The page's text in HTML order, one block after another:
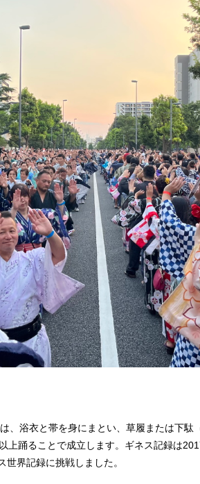
、浴衣と帯を身にまとい、草履または下
上踊ることで成立します。ギネス記録は
界記録に挑戦しました。